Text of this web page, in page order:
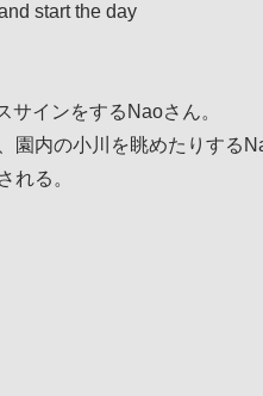
start the day
インをするNaoさん。
内の小川を眺めたりする
れる。